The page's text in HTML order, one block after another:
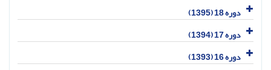
دوره 18 (1395)
دوره 17 (1394)
دوره 16 (1393)